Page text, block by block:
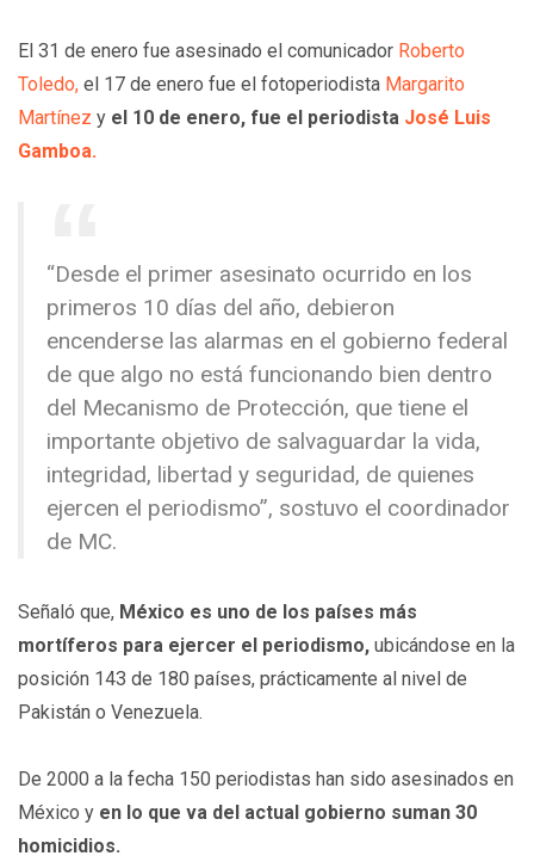
El 31 de enero fue asesinado el comunicador Roberto
Toledo, el 17 de enero fue el fotoperiodista Margarito
Martínez y el 10 de enero, fue el periodista José Luis
Gamboa.
“Desde el primer asesinato ocurrido en los
primeros 10 días del año, debieron
encenderse las alarmas en el gobierno federal
de que algo no está funcionando bien dentro
del Mecanismo de Protección, que tiene el
importante objetivo de salvaguardar la vida,
integridad, libertad y seguridad, de quienes
ejercen el periodismo”, sostuvo el coordinador
de MC.
Señaló que, México es uno de los países más
mortíferos para ejercer el periodismo, ubicándose en la
posición 143 de 180 países, prácticamente al nivel de
Pakistán o Venezuela.
De 2000 a la fecha 150 periodistas han sido asesinados en
México y en lo que va del actual gobierno suman 30
homicidios.